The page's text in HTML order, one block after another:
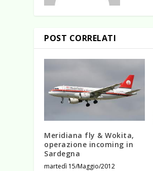
POST CORRELATI
Meridiana fly & Wokita,
operazione incoming in
Sardegna
martedì 15/Maggio/2012